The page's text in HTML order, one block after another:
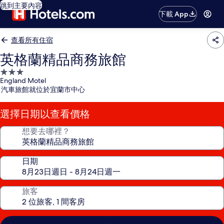
跳到主要內容
下載 App
查看所有住宿
英格蘭精品商務旅館
3.0
星
級
住
宿
England Motel
汽車旅館就位於宜蘭市中心
選擇日期以查看價格
想要去哪裡？
日期
旅客